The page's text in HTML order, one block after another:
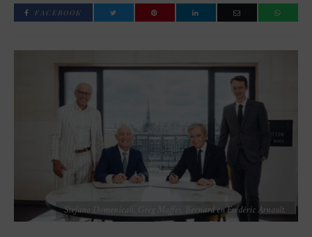
FACEBOOK
Stefano Domenicali, Greg Maffei, Bernard en Frédéric Arnault.